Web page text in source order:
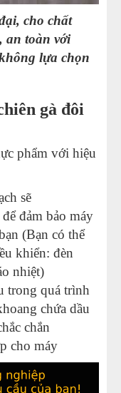
cho chất
an toàn với
lựa chọn
gà đôi
phẩm với hiệu
sẽ
đảm bảo máy
(Bạn có thể
khiển: đèn
nhiệt)
trong quá trình
chứa dầu
chắn
cho máy